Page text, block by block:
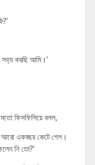
করছি আমি।’
ফিসফিসিয়ে বলল,
আরো একবছর কেটে গেল।
নি তো?’